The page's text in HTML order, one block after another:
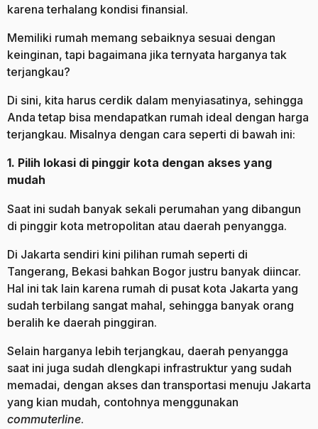
karena terhalang kondisi finansial.
Memiliki rumah memang sebaiknya sesuai dengan
keinginan, tapi bagaimana jika ternyata harganya tak
terjangkau?
Di sini, kita harus cerdik dalam menyiasatinya, sehingga
Anda tetap bisa mendapatkan rumah ideal dengan harga
terjangkau. Misalnya dengan cara seperti di bawah ini:
1. Pilih lokasi di pinggir kota dengan akses yang
mudah
Saat ini sudah banyak sekali perumahan yang dibangun
di pinggir kota metropolitan atau daerah penyangga.
Di Jakarta sendiri kini pilihan rumah seperti di
Tangerang, Bekasi bahkan Bogor justru banyak diincar.
Hal ini tak lain karena rumah di pusat kota Jakarta yang
sudah terbilang sangat mahal, sehingga banyak orang
beralih ke daerah pinggiran.
Selain harganya lebih terjangkau, daerah penyangga
saat ini juga sudah dlengkapi infrastruktur yang sudah
memadai, dengan akses dan transportasi menuju Jakarta
yang kian mudah, contohnya menggunakan
commuterline.